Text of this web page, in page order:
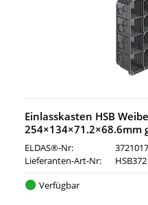
Einlasskasten HSB
254×134×71.2×68.6mm
ELDAS®-Nr:
Lieferanten-Art-Nr:
Verfügbar